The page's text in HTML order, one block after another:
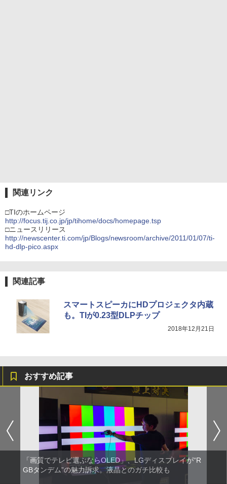
関連リンク
□TIのホームページ
http://focus.tij.co.jp/jp/tihome/docs/homepage.tsp
□ニュースリリース
http://newscenter.ti.com/jp/Blogs/newsroom/archive/2011/01/07/ti-
hd-dlp-pico.aspx
関連記事
スマートスピーカにHDプロジェクタ内蔵
も。TIが0.23型DLPチップ
2018年12月21日
おすすめ記事
「画質でテレビ選ぶならOLED」、LGディスプレイが“R
GBタンデム”の魅力訴求。液晶とのガチ比較も